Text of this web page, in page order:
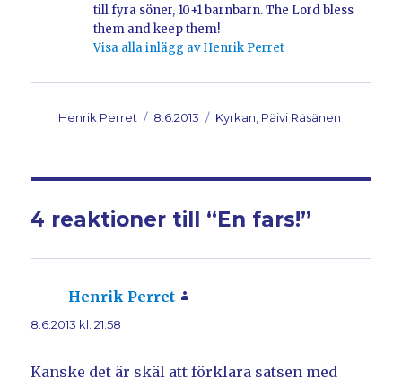
till fyra söner, 10+1 barnbarn. The Lord bless
them and keep them!
Visa alla inlägg av Henrik Perret
Författare
Henrik Perret Postat
8.6.2013 Kategorier
Kyrkan, Päivi Räsänen
4 reaktioner till “En fars!”
Henrik Perret
8.6.2013 kl. 21:58
Kanske det är skäl att förklara satsen med